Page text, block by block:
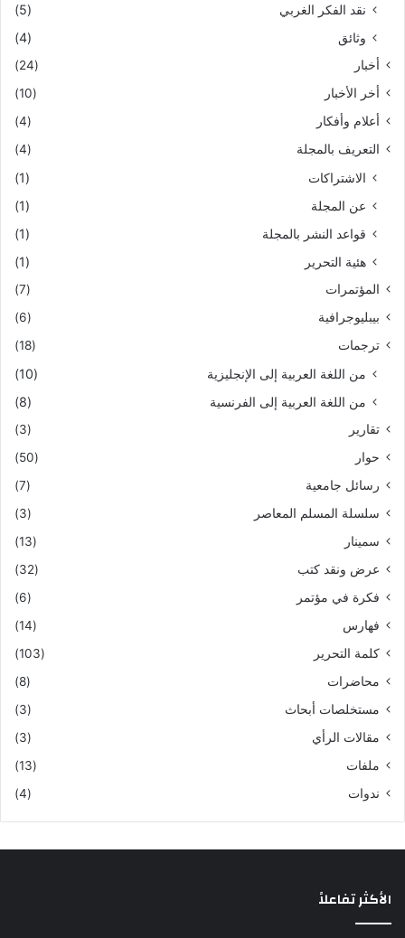
نقد الفكر الغربي
(5)
وثائق
(4)
أخبار
(24)
أخر الأخبار
(10)
أعلام وأفكار
(4)
التعريف بالمجلة
(4)
الاشتراكات
(1)
عن المجلة
(1)
قواعد النشر بالمجلة
(1)
هئية التحرير
(1)
المؤتمرات
(7)
بيبليوجرافية
(6)
ترجمات
(18)
من اللغة العربية إلى الإنجليزية
(10)
من اللغة العربية إلى الفرنسية
(8)
تقارير
(3)
حوار
(50)
رسائل جامعية
(7)
سلسلة المسلم المعاصر
(3)
سمينار
(13)
عرض ونقد كتب
(32)
فكرة في مؤتمر
(6)
فهارس
(14)
كلمة التحرير
(103)
محاضرات
(8)
مستخلصات أبحاث
(3)
مقالات الرأي
(3)
ملفات
(13)
ندوات
(4)
الأكثر تفاعلاً